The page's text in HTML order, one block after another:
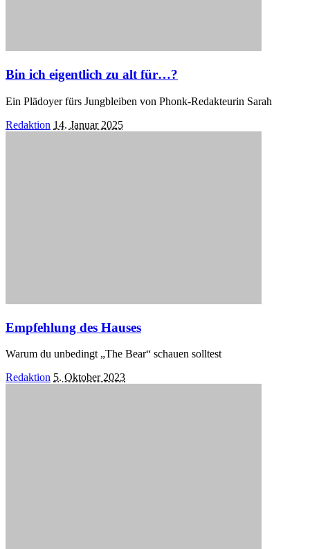
Bin ich eigentlich zu alt für…?
Ein Plädoyer fürs Jungbleiben von Phonk-Redakteurin Sarah
Posted
Redaktion 14. Januar 2025
Empfehlung des Hauses
Warum du unbedingt „The Bear“ schauen solltest
Posted
Redaktion 5. Oktober 2023